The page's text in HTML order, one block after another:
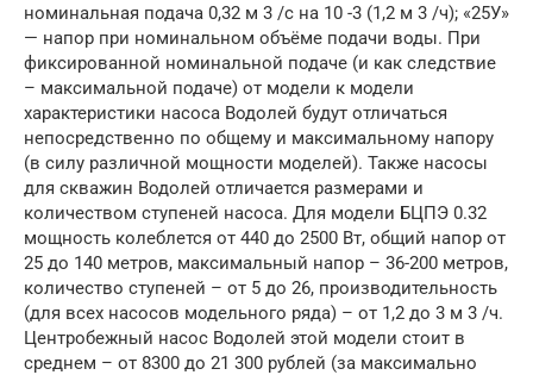
номинальная подача 0,32 м 3 /с на 10 -3 (1,2 м 3 /ч); «25У»
— напор при номинальном объёме подачи воды. При
фиксированной номинальной подаче (и как следствие
– максимальной подаче) от модели к модели
характеристики насоса Водолей будут отличаться
непосредственно по общему и максимальному напору
(в силу различной мощности моделей). Также насосы
для скважин Водолей отличается размерами и
количеством ступеней насоса. Для модели БЦПЭ 0.32
мощность колеблется от 440 до 2500 Вт, общий напор от
25 до 140 метров, максимальный напор – 36-200 метров,
количество ступеней – от 5 до 26, производительность
(для всех насосов модельного ряда) – от 1,2 до 3 м 3 /ч.
Центробежный насос Водолей этой модели стоит в
среднем – от 8300 до 21 300 рублей (за максимально